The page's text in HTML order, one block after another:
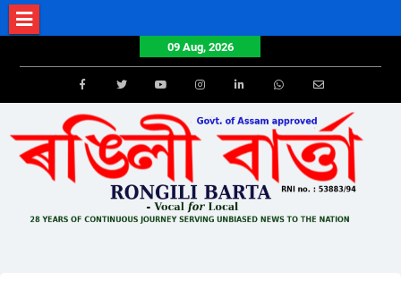
Skip
to
09 Aug, 2026
FacebookTwitterYoutube Email